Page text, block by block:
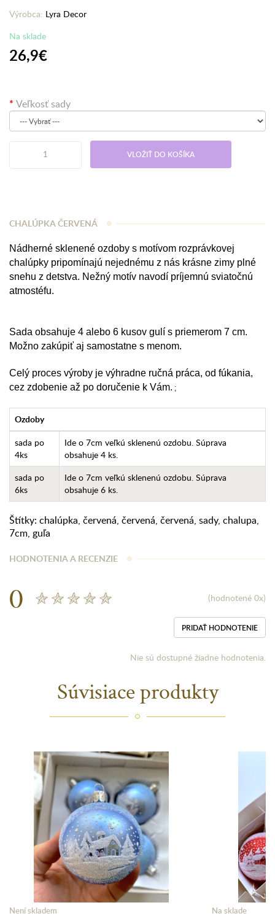
Výrobca: Lyra Decor
Na sklade
26,9€
Veľkosť sady
VLOŽIŤ DO KOŠÍKA
CHALÚPKA ČERVENÁ
Nádherné sklenené ozdoby s motívom rozprávkovej
chalúpky pripomínajú nejednému z nás krásne zimy plné
snehu z detstva. Nežný motív navodí príjemnú sviatočnú
atmostéfu.
Sada obsahuje 4 alebo 6 kusov gulí s priemerom 7 cm.
Možno zakúpiť aj samostatne s menom.
Celý proces výroby je výhradne ručná práca, od fúkania,
cez zdobenie až po doručenie k Vám. ;
Ozdoby
sada po
4ks
Ide o 7cm veľkú sklenenú ozdobu. Súprava
obsahuje 4 ks.
sada po
6ks
Ide o 7cm veľkú sklenenú ozdobu. Súprava
obsahuje 6 ks.
Štítky: chalúpka, červená, červená, červená, sady, chalupa,
7cm, guľa
HODNOTENIA A RECENZIE
0 (hodnotené 0x)
PRIDAŤ HODNOTENIE
Nie sú dostupné žiadne hodnotenia.
Súvisiace produkty
Není skladem Na sklade